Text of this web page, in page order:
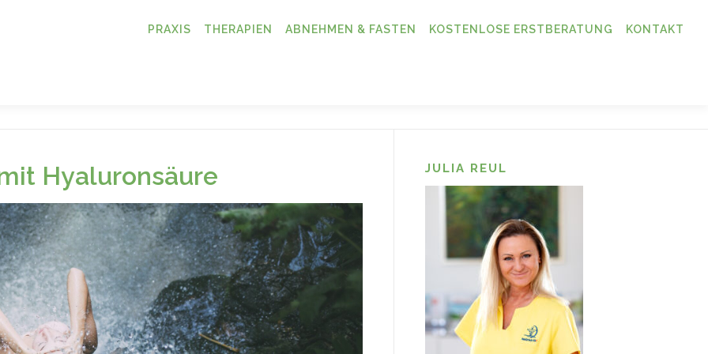
PRAXIS THERAPIEN ABNEHMEN & FASTEN KOSTENLOSE ERSTBERATUNG KONTAKT
Hyaluronsäure JULIA REUL